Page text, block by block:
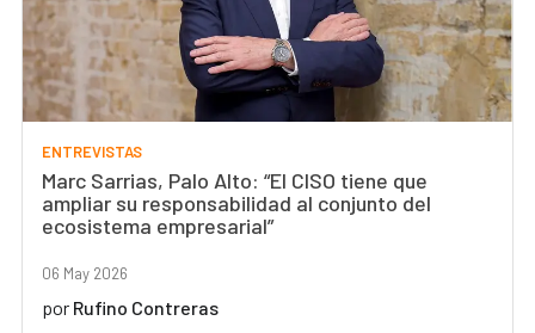
ENTREVISTAS
Marc Sarrias, Palo Alto: “El CISO tiene que
ampliar su responsabilidad al conjunto del
ecosistema empresarial”
06 May 2026
por Rufino Contreras